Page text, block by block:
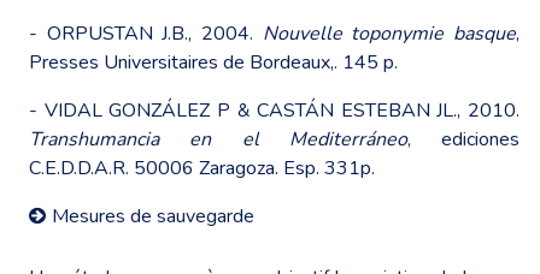
- ORPUSTAN J.B., 2004. Nouvelle toponymie basque,
Presses Universitaires de Bordeaux,. 145 p.
- VIDAL GONZÁLEZ P & CASTÁN ESTEBAN JL., 2010.
Transhumancia en el Mediterráneo, ediciones
C.E.D.D.A.R. 50006 Zaragoza. Esp. 331p.
Mesures de sauvegarde